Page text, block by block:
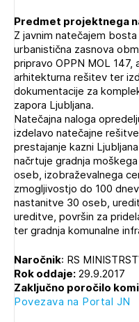
Predmet projektnega
Z javnim natečajem
urbanistična zasnova
pripravo OPPN MOL 147,
arhitekturna rešitev ter
dokumentacije za
zapora Ljubljana.
Natečajna naloga
izdelavo natečajne
prestajanje kazni
načrtuje gradnja
oseb, izobraževalnega
zmogljivostjo do 100
nastanitve 30 oseb,
ureditve, površin za
ter gradnja komunalne
Naročnik: RS
Rok oddaje:29.9.2017
Zaključno poročilo
Povezava na Portal JN